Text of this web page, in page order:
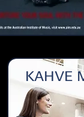
KAHVE